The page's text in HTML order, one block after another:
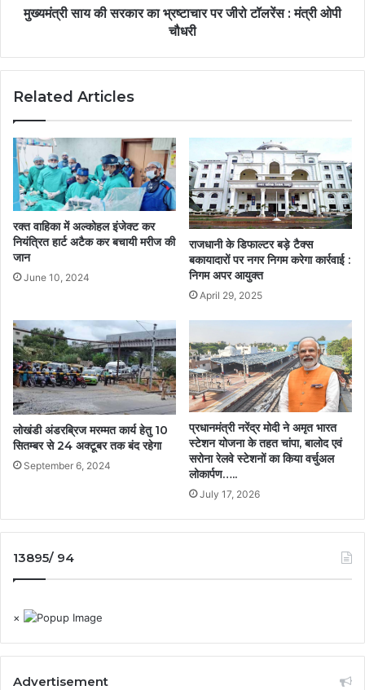
मुख्यमंत्री साय की सरकार का भ्रष्टाचार पर जीरो टॉलरेंस : मंत्री ओपी
चौधरी
Related Articles
रक्त वाहिका में अल्कोहल इंजेक्ट कर
नियंत्रित हार्ट अटैक कर बचायी मरीज की
जान
June 10, 2024
राजधानी के डिफाल्टर बड़े टैक्स
बकायादारों पर नगर निगम करेगा कार्रवाई :
निगम अपर आयुक्त
April 29, 2025
लोखंडी अंडरब्रिज मरम्मत कार्य हेतु 10
सितम्बर से 24 अक्टूबर तक बंद रहेगा
September 6, 2024
प्रधानमंत्री नरेंद्र मोदी ने अमृत भारत
स्टेशन योजना के तहत चांपा, बालोद एवं
सरोना रेलवे स्टेशनों का किया वर्चुअल
लोकार्पण…..
July 17, 2026
13895/ 94
×
Advertisement